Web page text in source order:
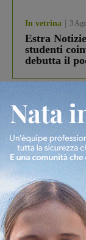
In vetrina 3
Estra
studenti
debutta il
Più lette
Figline Incisa
Piscina di
Pnrr, il
Cronaca 3